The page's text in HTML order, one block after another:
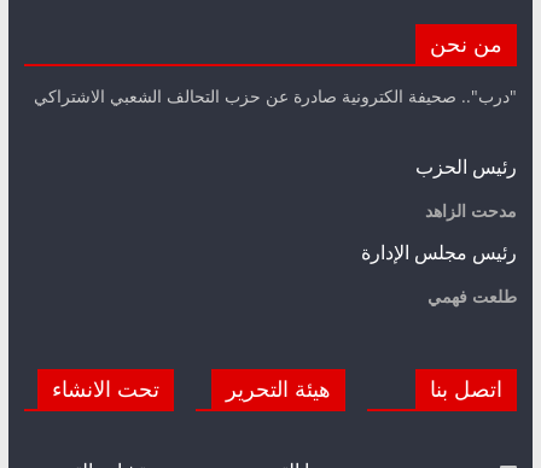
من نحن
"درب".. صحيفة الكترونية صادرة عن حزب التحالف الشعبي الاشتراكي
رئيس الحزب
مدحت الزاهد
رئيس مجلس الإدارة
طلعت فهمي
اتصل بنا هيئة التحرير تحت الانشاء